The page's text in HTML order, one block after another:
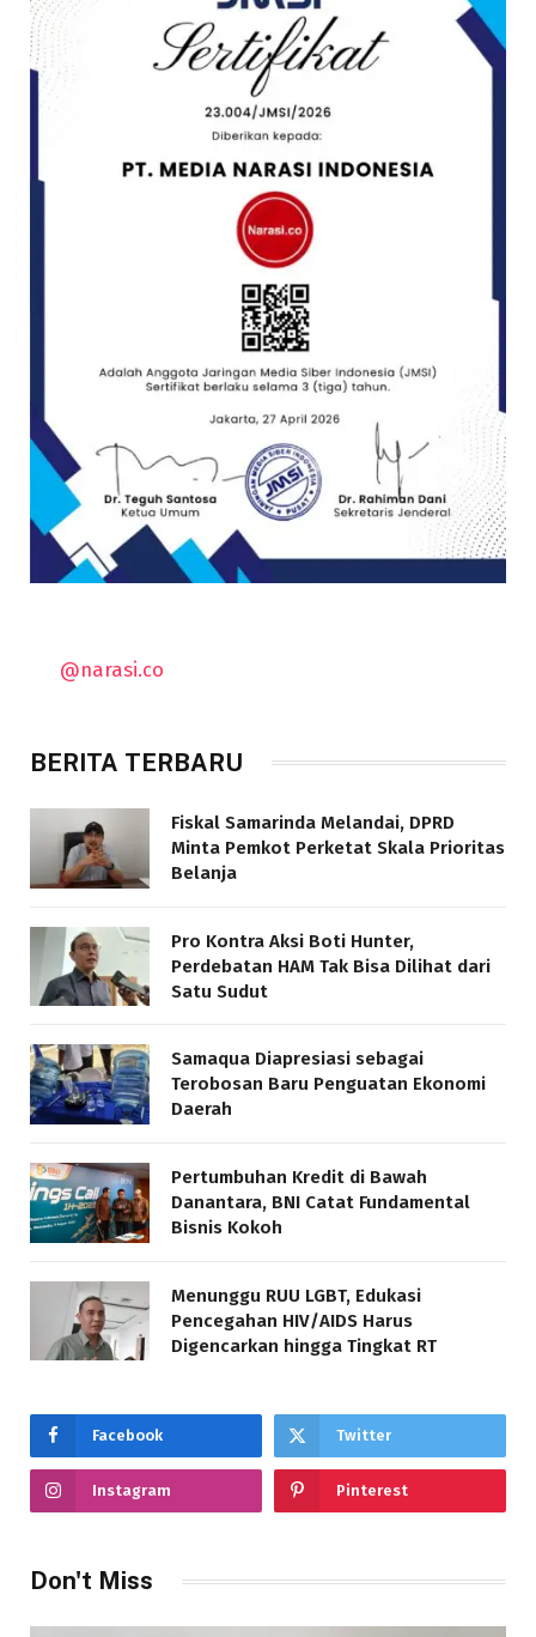
@narasi.co
BERITA TERBARU
Fiskal Samarinda Melandai, DPRD
Minta Pemkot Perketat Skala Prioritas
Belanja
Pro Kontra Aksi Boti Hunter,
Perdebatan HAM Tak Bisa Dilihat dari
Satu Sudut
Samaqua Diapresiasi sebagai
Terobosan Baru Penguatan Ekonomi
Daerah
Pertumbuhan Kredit di Bawah
Danantara, BNI Catat Fundamental
Bisnis Kokoh
Menunggu RUU LGBT, Edukasi
Pencegahan HIV/AIDS Harus
Digencarkan hingga Tingkat RT
Facebook Twitter
Instagram Pinterest
Don't Miss